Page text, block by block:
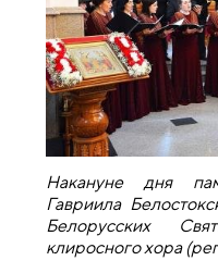
Накануне дня
Гавриила
Белорусских
клиросного хора